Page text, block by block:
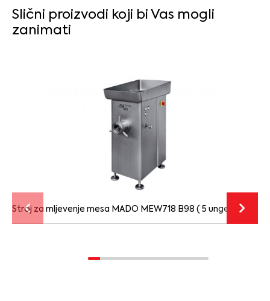
Slični proizvodi koji bi Vas mogli
zanimati
Stroj za mljevenje mesa MADO MEW718 B98 ( 5 unger )